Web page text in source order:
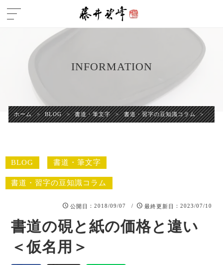
INFORMATION
ホーム > BLOG > 書道・筆文字 > 書道・習字の豆知識コラム > 書道
BLOG 書道・筆文字
書道・習字の豆知識コラム
公開日 ：2018/09/07 / 最終更新日 ：2023/07/10
書道の硯と紙の価格と違い
＜仮名用＞